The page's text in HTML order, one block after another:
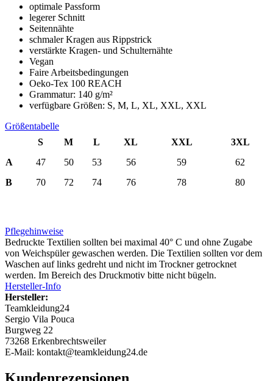
optimale Passform
legerer Schnitt
Seitennähte
schmaler Kragen aus Rippstrick
verstärkte Kragen- und Schulternähte
Vegan
Faire Arbeitsbedingungen
Oeko-Tex 100 REACH
Grammatur: 140 g/m²
verfügbare Größen: S, M, L, XL, XXL, XXL
Größentabelle
S
M L XL XXL
3XL
A
47 50 53 56 59
62
B
70 72 74 76 78 80
Pflegehinweise
Bedruckte Textilien sollten bei maximal 40° C und ohne Zugabe
von Weichspüler gewaschen werden. Die Textilien sollten vor dem
Waschen auf links gedreht und nicht im Trockner getrocknet
werden. Im Bereich des Druckmotiv bitte nicht bügeln.
Hersteller-Info
Hersteller:
Teamkleidung24
Sergio Vila Pouca
Burgweg 22
73268 Erkenbrechtsweiler
E-Mail: kontakt@teamkleidung24.de
Kundenrezensionen